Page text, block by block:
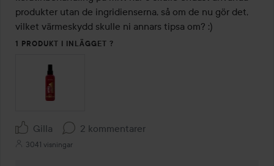
produkter utan de ingridienserna, så om de nu gör det,
vilket värmeskydd skulle ni annars tipsa om? :)
1 PRODUKT I INLÄGGET ?
Gilla 2 kommentarer
3041 visningar